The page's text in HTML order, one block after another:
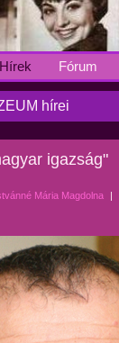
Hírek Fórum
hírei
igazság"
Mária Magdolna |